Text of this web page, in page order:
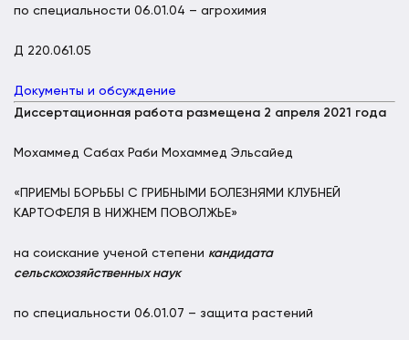
по специальности 06.01.04 – агрохимия
Д 220.061.05
Документы и обсуждение
Диссертационная работа размещена 2 апреля 2021 года
Мохаммед Сабах Раби Мохаммед Эльсайед
«ПРИЕМЫ БОРЬБЫ С ГРИБНЫМИ БОЛЕЗНЯМИ КЛУБНЕЙ
КАРТОФЕЛЯ В НИЖНЕМ ПОВОЛЖЬЕ»
на соискание ученой степени кандидата
сельскохозяйственных наук
по специальности 06.01.07 – защита растений